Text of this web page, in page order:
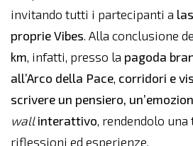
invitando tutti i partecipanti a
proprie Vibes. Alla conclusione
km, infatti, presso la pagoda
all’Arco della Pace, corridori e
scrivere un pensiero,
wallinterattivo, rendendolo
riflessioni ed esperienze.